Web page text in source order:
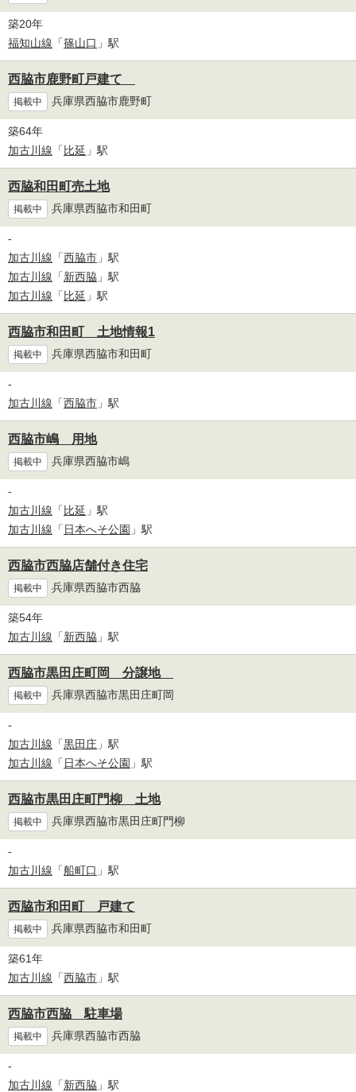
築20年
福知山線 「篠山口 」駅
西脇市鹿野町戸建て
掲載中 兵庫県西脇市鹿野町
築64年
加古川線 「比延 」駅
西脇和田町売土地
掲載中 兵庫県西脇市和田町
-
加古川線 「西脇市 」駅
加古川線 「新西脇 」駅
加古川線 「比延 」駅
西脇市和田町 土地情報1
掲載中 兵庫県西脇市和田町
-
加古川線 「西脇市 」駅
西脇市嶋 用地
掲載中 兵庫県西脇市嶋
-
加古川線 「比延 」駅
加古川線 「日本へそ公園 」駅
西脇市西脇店舗付き住宅
掲載中 兵庫県西脇市西脇
築54年
加古川線 「新西脇 」駅
西脇市黒田庄町岡 分譲地
掲載中 兵庫県西脇市黒田庄町岡
-
加古川線 「黒田庄 」駅
加古川線 「日本へそ公園 」駅
西脇市黒田庄町門柳 土地
掲載中 兵庫県西脇市黒田庄町門柳
-
加古川線 「船町口 」駅
西脇市和田町 戸建て
掲載中 兵庫県西脇市和田町
築61年
加古川線 「西脇市 」駅
西脇市西脇 駐車場
掲載中 兵庫県西脇市西脇
-
加古川線 「新西脇 」駅